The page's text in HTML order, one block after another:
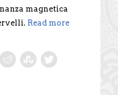
magnetica
Read more